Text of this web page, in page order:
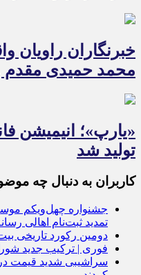
خبرنگاران راویان
محمد حمیدی مقدم
«یارپ»؛ انیمیشن
تولید شد
کاربران به دنبال چه
تمدید ثبت‌نام اهالی
دومین رکورد تاریخی
فوری | ترکیب جدید
سراشیبی شدید قیمت در